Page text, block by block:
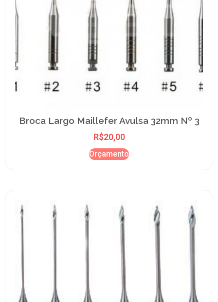
Broca Largo Maillefer Avulsa 32mm Nº 3
R$20,00
Orçamento